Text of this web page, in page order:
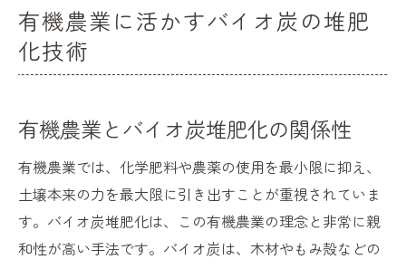
有機農業に活かすバイオ炭の堆肥
化技術
有機農業とバイオ炭堆肥化の関係性
有機農業では、化学肥料や農薬の使用を最小限に抑え、
土壌本来の力を最大限に引き出すことが重視されていま
す。バイオ炭堆肥化は、この有機農業の理念と非常に親
和性が高い手法です。バイオ炭は、木材やもみ殻などの